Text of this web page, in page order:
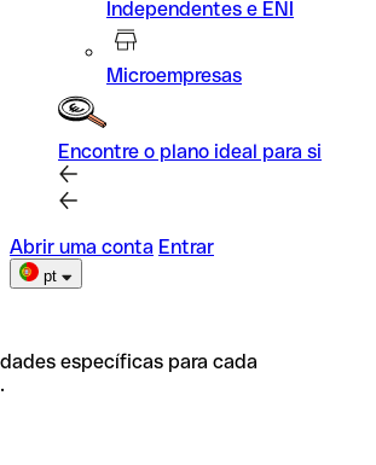
Independentes e ENI
Microempresas
Encontre o plano ideal para si
Abrir uma conta Entrar
pt
específicas para cada